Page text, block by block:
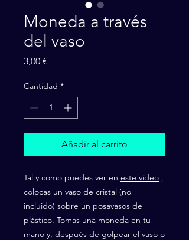
Moneda a través
del vaso
3,00 €
Cantidad *
Añadir al carrito
Tal y como puedes ver en este vídeo ,
colocas un vaso de cristal (no
incluido) sobre un posavasos de
plástico. Tomas una moneda en tu
mano y, después de golpear el vaso o